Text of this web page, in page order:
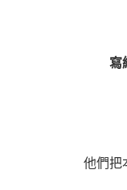
寫
他們把